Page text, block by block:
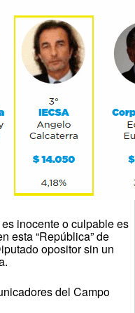
inocente o culpable es
esta “República” de
opositor sin un
del Campo